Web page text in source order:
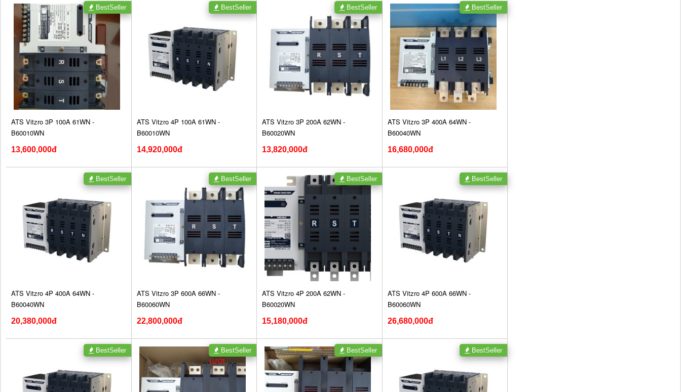
ATS Vitzro 3P 100A 61WN -
B60010WN
13,600,000đ
BestSeller
ATS Vitzro 4P 100A 61WN -
B60010WN
14,920,000đ
BestSeller
ATS Vitzro 3P 200A 62WN -
B60020WN
13,820,000đ
BestSeller
ATS Vitzro 3P 400A 64WN -
B60040WN
16,680,000đ
BestSeller
ATS Vitzro 4P 400A 64WN -
B60040WN
20,380,000đ
BestSeller
ATS Vitzro 3P 600A 66WN -
B60060WN
22,800,000đ
BestSeller
ATS Vitzro 4P 200A 62WN -
B60020WN
15,180,000đ
BestSeller
ATS Vitzro 4P 600A 66WN -
B60060WN
26,680,000đ
BestSeller
BestSeller BestSeller BestSeller BestSeller